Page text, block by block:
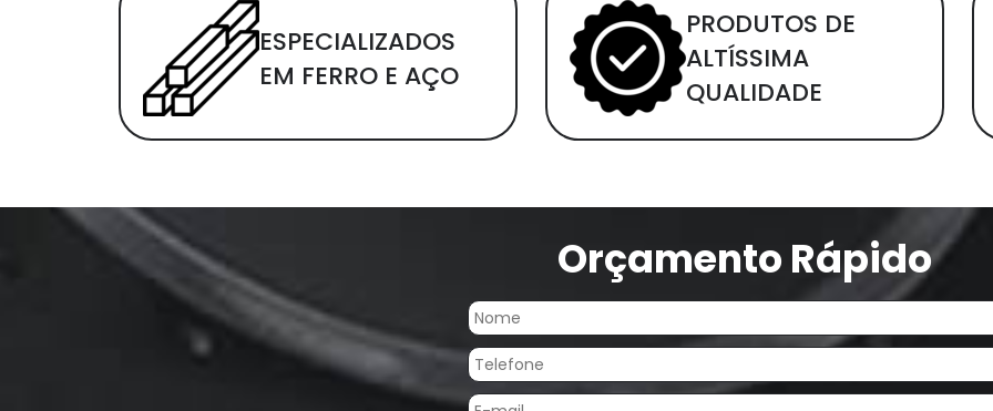
ESPECIALIZADOS
EM FERRO E AÇO
PRODUTOS DE
ALTÍSSIMA
QUALIDADE
Orçamento Rápido